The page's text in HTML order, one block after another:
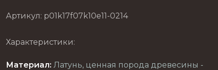
Артикул: p01k17f07k10e11-0214
Характеристики:
Материал: Латунь, ценная порода древесины -